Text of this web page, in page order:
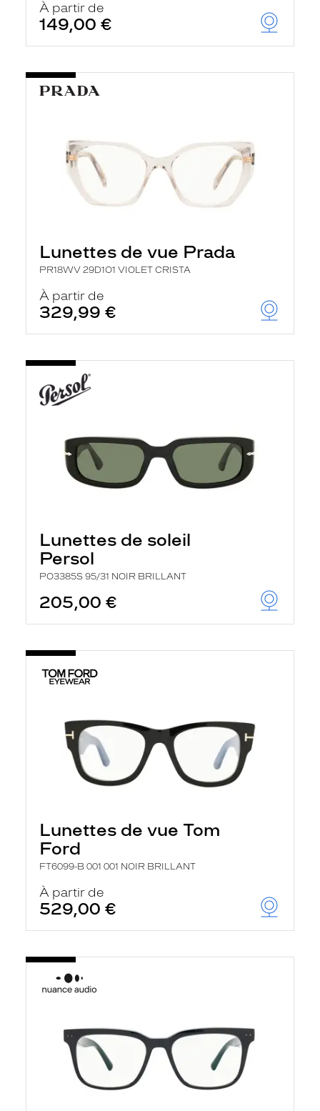
À partir de
149,00 €
Lunettes de vue Prada
PR18WV 29D1O1 VIOLET CRISTA
À partir de
329,99 €
Lunettes de soleil
Persol
PO3385S 95/31 NOIR BRILLANT
205,00 €
Lunettes de vue Tom
Ford
FT6099-B 001 001 NOIR BRILLANT
À partir de
529,00 €